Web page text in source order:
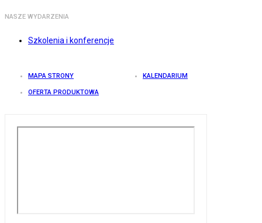
NASZE WYDARZENIA
Szkolenia i konferencje
MAPA STRONY KALENDARIUM
OFERTA PRODUKTOWA